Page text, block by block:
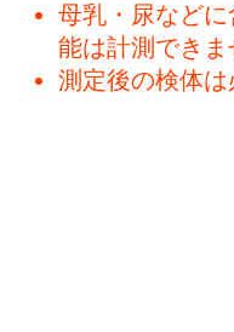
母乳・尿など
能は計測できま
測定後の検体は